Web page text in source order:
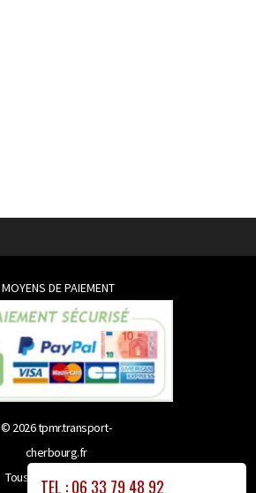
TEL : 06 33 79 48 92
MOYENS DE PAIEMENT
© 2026tpmr.transport-
cherbourg.fr
Tous droits réservés